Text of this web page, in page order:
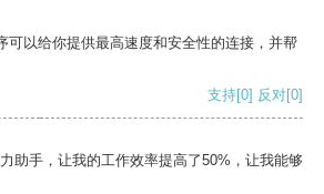
可以给你提供最高速度和安全性的连接，并帮
支持[0] 反对[0]
助手，让我的工作效率提高了50%，让我能够